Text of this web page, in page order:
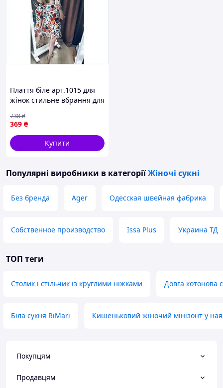
Плаття біле арт.1015 для
жінок стильне вбрання для
святкового носіння
369 ₴
738₴
Купити
Популярні виробники в категоріїЖіночі сукні
Без бренда Ager Одесская швейная фабрика
Собственное производство Issa Plus Украина ТД
ТОП теги
Столик і стільчик із круглими ніжками Довга котонова
Біла сукня RiMari Кишеньковий жіночий мінізонт у
Покупцям
Продавцям